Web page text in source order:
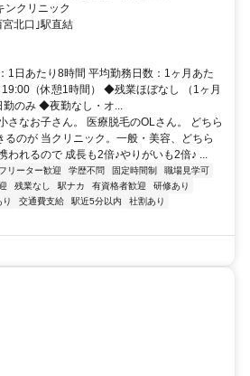
ンクリニック
北口｣駅直結
1日あたり8時間 平均勤務日数：1ヶ月あた
（休憩1時間） ◆残業ほぼなし （1ヶ月
のみ ◆夜勤なし・オ...
さなお子さん。 医療脱毛のOLさん。 どちら
るのが 当クリニック。一般・美容、どちら
われるので 成長も2倍♪やりがいも2倍♪ ...
フリーター歓迎 学歴不問 固定時間制
職場見学可
残業なし 駅ナカ 有資格者歓迎
研修あり
り 交通費支給 駅近5分以内
社割あり